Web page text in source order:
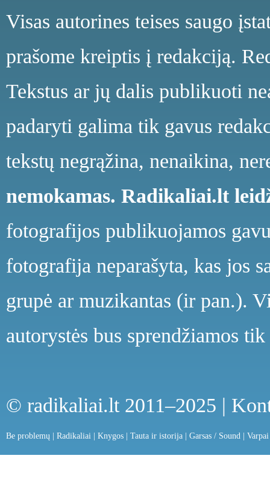
Visas autorines teises saugo
prašome kreiptis į redakciją.
Tekstus ar jų dalis publikuoti
padaryti galima tik gavus
tekstų negrąžina, nenaikina,
nemokamas. Radikaliai.lt
fotografijos publikuojamos
fotografija neparašyta, kas jos
grupė ar muzikantas (ir pan.).
autorystės bus sprendžiamos
© radikaliai.lt 2011–2025 |
Be problemų Radikaliai Knygos Tauta ir istorija Garsas / Sound Varpai